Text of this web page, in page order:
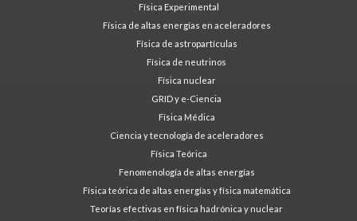
Física Experimental
Física de altas energías en aceleradores
Física de astropartículas
Física de neutrinos
Física nuclear
GRID y e-Ciencia
Física Médica
Ciencia y tecnología de aceleradores
Física Teórica
Fenomenología de altas energías
Física teórica de altas energías y física matemática
Teorías efectivas en física hadrónica y nuclear